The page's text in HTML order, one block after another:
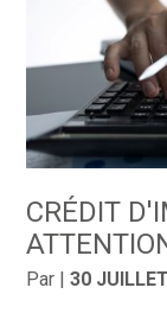
CRÉDIT
Par |30